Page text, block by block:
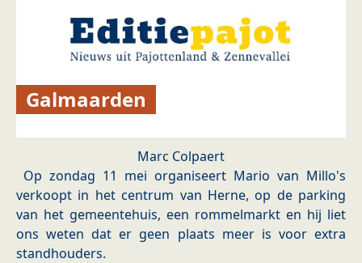
Galmaarden
Marc Colpaert
Op zondag 11 mei organiseert Mario van Millo's
verkoopt in het centrum van Herne, op de parking
van het gemeentehuis, een rommelmarkt en hij liet
ons weten dat er geen plaats meer is voor extra
standhouders.